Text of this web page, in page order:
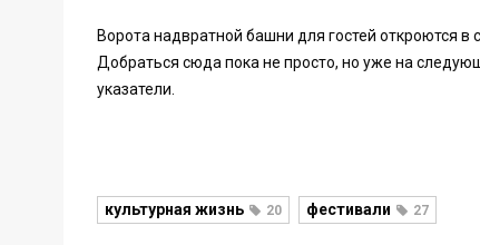
Ворота надвратной башни для гостей откроются
Добраться сюда пока не просто, но уже на
указатели.
культурная жизнь 20 фестивали 27